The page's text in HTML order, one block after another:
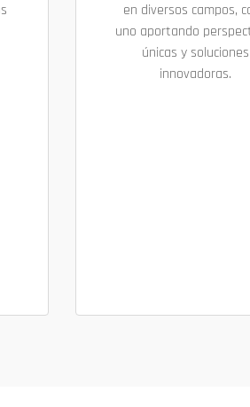
en diversos campos,
uno aportando
únicas y soluciones
innovadoras.